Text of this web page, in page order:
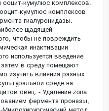
ооцит-кумулюс комплексов.
кумулюс комплексов
гиалуронидазы.
щадящей
чтобы не повреждить
инактивации
используется введение
в среду помещают
изучить влияния разных
среде на
овец. - Удаление zona
фермента проназы,